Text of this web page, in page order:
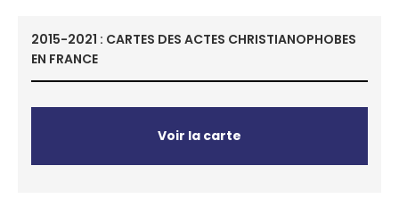
2015-2021 : CARTES DES ACTES CHRISTIANOPHOBES
EN FRANCE
Voir la carte